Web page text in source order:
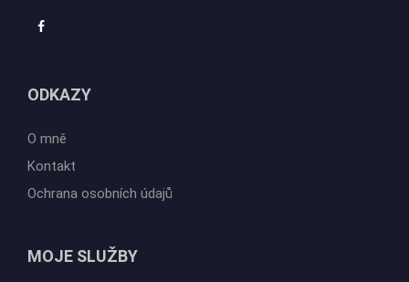
ODKAZY
O mně
Kontakt
Ochrana osobních údajů
MOJE SLUŽBY